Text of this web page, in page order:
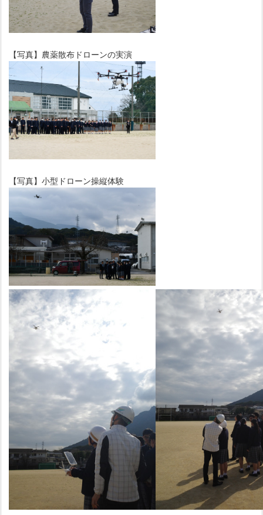
【写真】農薬散布ドローンの実演
【写真】小型ドローン操縦体験